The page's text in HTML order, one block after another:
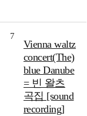
7
Vienna waltz
concert(The)
blue Danube
= 빈 왈츠
곡집 [sound
recording]